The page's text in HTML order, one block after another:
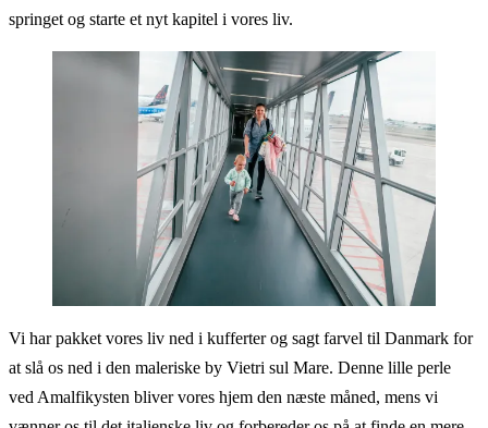
springet og starte et nyt kapitel i vores liv.
Vi har pakket vores liv ned i kufferter og sagt farvel til Danmark for
at slå os ned i den maleriske by Vietri sul Mare. Denne lille perle
ved Amalfikysten bliver vores hjem den næste måned, mens vi